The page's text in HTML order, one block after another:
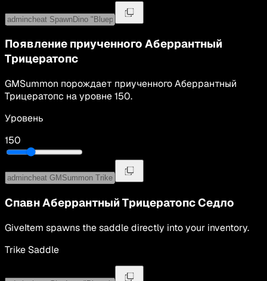
Появление приученного Аберрантный
Трицератопс
GMSummon порождает приученногоАберрантный
Трицератопс на уровне150.
Уровень
150
СпавнАберрантный ТрицератопсСедло
GiveItem spawns the saddle directly into your inventory.
Trike Saddle